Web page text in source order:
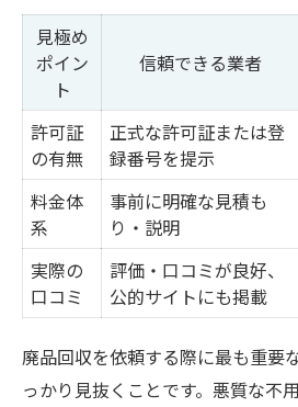
見極め
ポイン
ト
信頼できる業者
許可証
の有無
正式な許可証または登
録番号を提示
料金体
系
事前に明確な見積も
り・説明
実際の
口コミ
評価・口コミが良好、
公的サイトにも掲載
廃品回収を依頼する際に最も重要
っかり見抜くことです。悪質な不